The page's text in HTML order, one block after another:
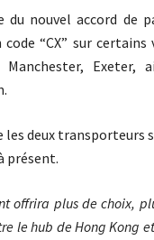
du nouvel accord de
code “CX” sur
Manchester, Exeter,
les deux transporteurs
présent.
offrira plus de choix,
le hub de Hong Kong